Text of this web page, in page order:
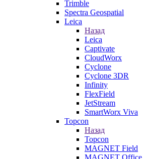
Trimble
Spectra Geospatial
Leica
Назад
Leica
Captivate
CloudWorx
Cyclone
Cyclone 3DR
Infinity
FlexField
JetStream
SmartWorx Viva
Topcon
Назад
Topcon
MAGNET Field
MAGNET Office